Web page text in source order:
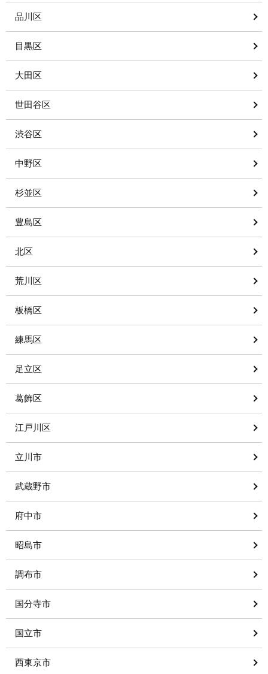
品川区
目黒区
大田区
世田谷区
渋谷区
中野区
杉並区
豊島区
北区
荒川区
板橋区
練馬区
足立区
葛飾区
江戸川区
立川市
武蔵野市
府中市
昭島市
調布市
国分寺市
国立市
西東京市